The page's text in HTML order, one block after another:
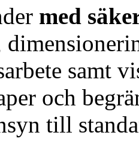
med
samt
och
till